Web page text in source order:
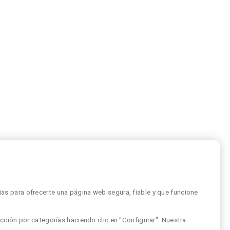
para ofrecerte una página web segura, fiable y que funcione
por categorías haciendo clic en "Configurar". Nuestra